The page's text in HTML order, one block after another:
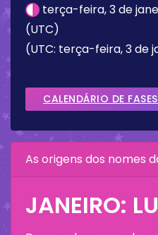
terça-feira, 3 de
(UTC)
(UTC: terça-feira, 3 de
CALENDÁRIO DE
As origens dos nomes
JANEIRO: